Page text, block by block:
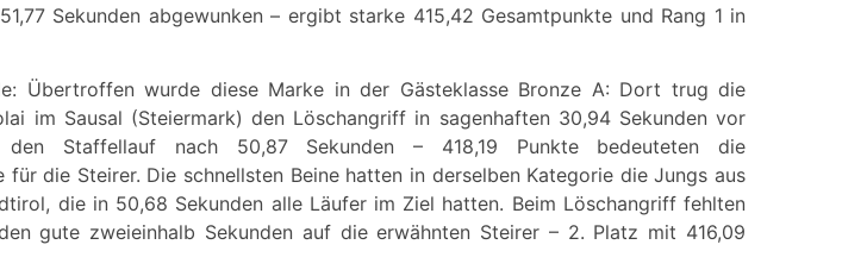
Sekunden abgewunken – ergibt starke 415,42 Gesamtpunkte und Rang 1 in
Übertroffen wurde diese Marke in der Gästeklasse Bronze A: Dort trug die
im Sausal (Steiermark) den Löschangriff in sagenhaften 30,94 Sekunden vor
den Staffellauf nach 50,87 Sekunden – 418,19 Punkte bedeuteten die
für die Steirer. Die schnellsten Beine hatten in derselben Kategorie die Jungs aus
die in 50,68 Sekunden alle Läufer im Ziel hatten. Beim Löschangriff fehlten
gute zweieinhalb Sekunden auf die erwähnten Steirer – 2. Platz mit 416,09